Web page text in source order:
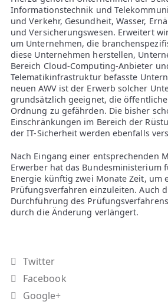
Informationstechnik und
und Verkehr, Gesundheit, Wasser,
und Versicherungswesen. Erweitert
um Unternehmen, die
diese Unternehmen herstellen,
Bereich Cloud-Computing-Anbieter
Telematikinfrastruktur befasste
neuen AWV ist der Erwerb solcher
grundsätzlich geeignet, die
Ordnung zu gefährden. Die bisher
Einschränkungen im Bereich der
der IT-Sicherheit werden ebenfalls
Nach Eingang einer entsprechenden
Erwerber hat das Bundesministerium
Energie künftig zwei Monate Zeit, um
Prüfungsverfahren einzuleiten. Auch
Durchführung des
durch die Änderung verlängert.
Twitter
Facebook
Google+